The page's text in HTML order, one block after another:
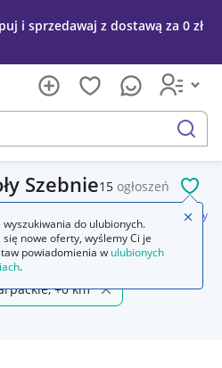
i sprzedawaj z dostawą za 0 zł
szukaj
Szebnie15 ogłoszeń
Części i podzespoły
+0 km
wyszukiwania do ulubionych.
nowe oferty, wyślemy Ci je
powiadomienia w ulubionych
.